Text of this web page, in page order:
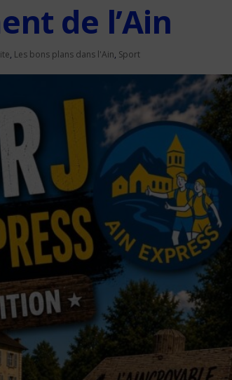
de l’Ain
, Les bons plans dans l'Ain, Sport